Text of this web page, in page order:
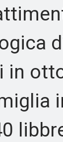
in